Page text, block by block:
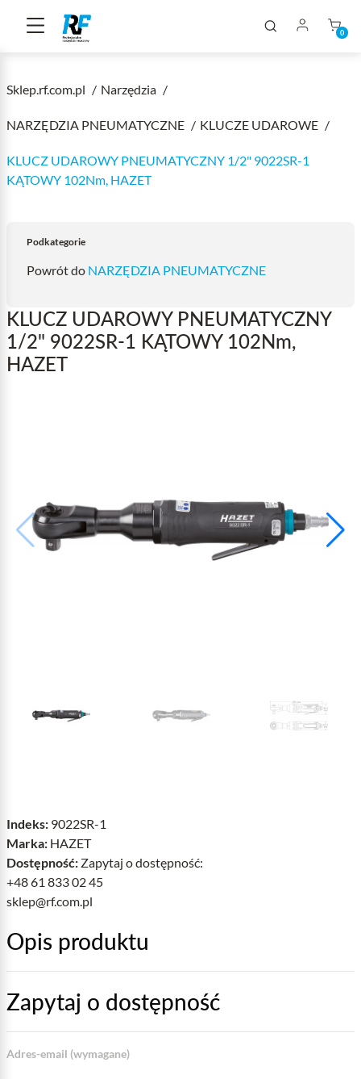
0
Sklep.rf.com.pl Narzędzia
NARZĘDZIA PNEUMATYCZNE KLUCZE UDAROWE
KLUCZ UDAROWY PNEUMATYCZNY 1/2" 9022SR-1
KĄTOWY 102Nm, HAZET
Podkategorie
Powrót do NARZĘDZIA PNEUMATYCZNE
KLUCZ UDAROWY PNEUMATYCZNY
1/2" 9022SR-1 KĄTOWY 102Nm,
HAZET
Indeks: 9022SR-1
Marka: HAZET
Dostępność: Zapytaj o dostępność:
+48 61 833 02 45
sklep@rf.com.pl
Opis produktu
Zapytaj o dostępność
Adres-email (wymagane)